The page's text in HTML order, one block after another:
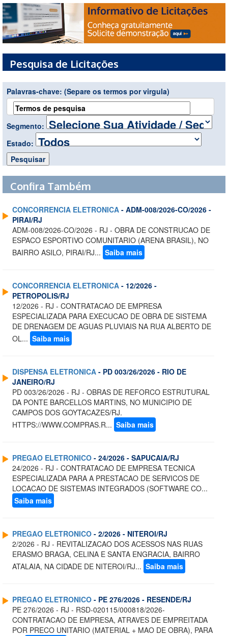
Pesquisa de Licitações
Palavras-chave: (Separe os termos por virgula)
Segmento:
Estado:
Confira Também
CONCORRENCIA ELETRONICA - ADM-008/2026-CO/2026 -
PIRAI/RJ
ADM-008/2026-CO/2026 - RJ - OBRA DE CONSTRUCAO DE
ESPACO ESPORTIVO COMUNITARIO (ARENA BRASIL), NO
BAIRRO ASILO, PIRAI/RJ... Saiba mais
CONCORRENCIA ELETRONICA - 12/2026 -
PETROPOLIS/RJ
12/2026 - RJ - CONTRATACAO DE EMPRESA
ESPECIALIZADA PARA EXECUCAO DE OBRA DE SISTEMA
DE DRENAGEM DE AGUAS PLUVIAIS NA RUA ALBERTO DE
OL... Saiba mais
DISPENSA ELETRONICA - PD 003/26/2026 - RIO DE
JANEIRO/RJ
PD 003/26/2026 - RJ - OBRAS DE REFORCO ESTRUTURAL
DA PONTE BARCELLOS MARTINS, NO MUNICIPIO DE
CAMPOS DOS GOYTACAZES/RJ.
HTTPS://WWW.COMPRAS.R... Saiba mais
PREGAO ELETRONICO - 24/2026 - SAPUCAIA/RJ
24/2026 - RJ - CONTRATACAO DE EMPRESA TECNICA
ESPECIALIZADA PARA A PRESTACAO DE SERVICOS DE
LOCACAO DE SISTEMAS INTEGRADOS (SOFTWARE CO...
Saiba mais
PREGAO ELETRONICO - 2/2026 - NITEROI/RJ
2/2026 - RJ - REVITALIZACAO DOS ACESSOS NAS RUAS
ERASMO BRAGA, CELINA E SANTA ENGRACIA, BAIRRO
ATALAIA, NA CIDADE DE NITEROI/RJ... Saiba mais
PREGAO ELETRONICO - PE 276/2026 - RESENDE/RJ
PE 276/2026 - RJ - RSD-020115/000818/2026-
CONTRATACAO DE EMPRESA, ATRAVES DE EMPREITADA
POR PRECO UNITARIO (MATERIAL + MAO DE OBRA), PARA